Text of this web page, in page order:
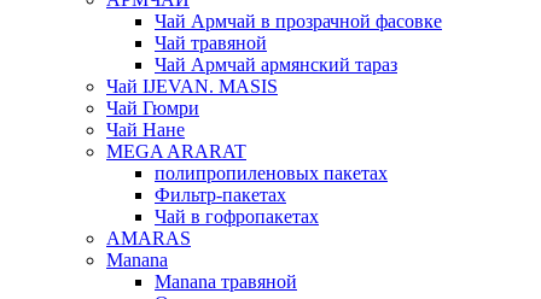
Чай Армчай в прозрачной фасовке
Чай травяной
Чай Армчай армянский тараз
Чай IJEVAN. MASIS
Чай Гюмри
Чай Нане
MEGA ARARAT
полипропиленовых пакетах
Фильтр-пакетах
Чай в гофропакетах
AMARAS
Manana
Manana травяной